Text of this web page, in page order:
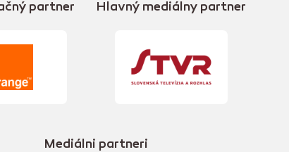
partner Hlavný mediálny partner
Mediálni partneri